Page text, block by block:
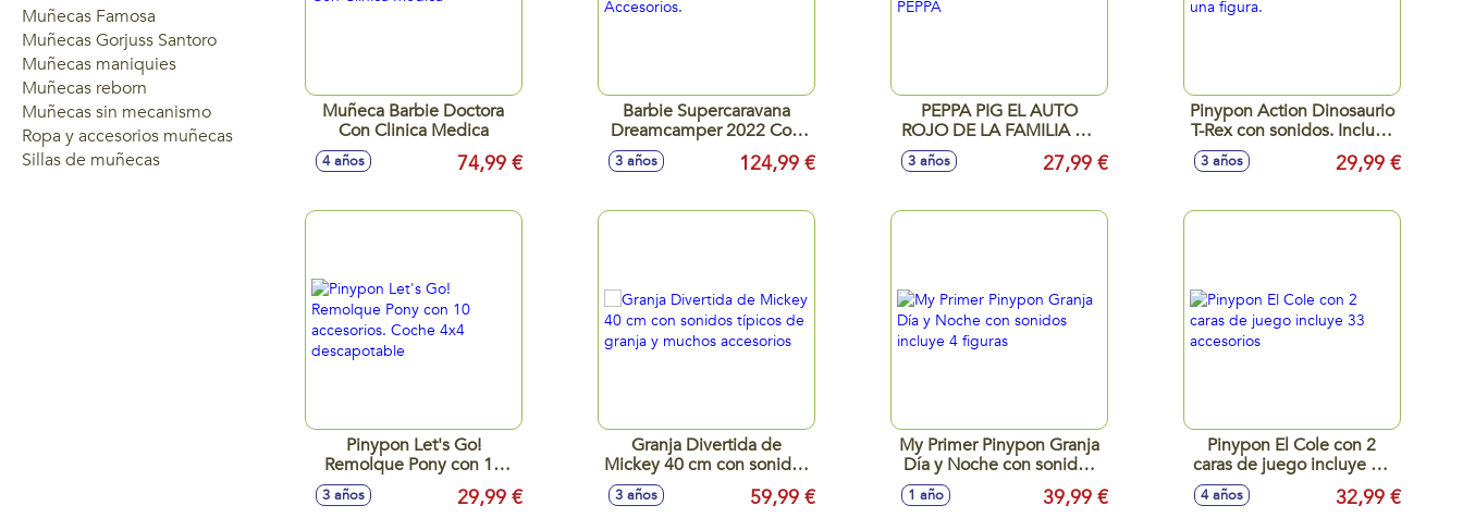
Muñeca Barbie Doctora
Con Clinica Medica
4 años 74,99 €
Barbie Supercaravana
Dreamcamper 2022 Con
Accesorios.
3 años 124,99 €
PEPPA PIG EL AUTO
ROJO DE LA FAMILIA DE
3 años 27,99 €
Pinypon Action Dinosaurio
T-Rex con sonidos. Incluye
3 años 29,99 €
Pinypon Let's Go!
Remolque Pony con 10
accesorios. Coche 4x4
descapotable
3 años 29,99 €
Granja Divertida de
Mickey 40 cm con sonidos
típicos de granja y muchos
3 años 59,99 €
My Primer Pinypon Granja
Día y Noche con sonidos
incluye 4 figuras
1 año 39,99 €
Pinypon El Cole con 2
caras de juego incluye 33
4 años 32,99 €
Muñecas Famosa
Muñecas Gorjuss Santoro
Muñecas maniquies
Muñecas reborn
Muñecas sin mecanismo
Ropa y accesorios muñecas
Sillas de muñecas